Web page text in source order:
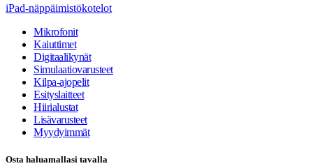
iPad-näppäimistökotelot
Mikrofonit
Kaiuttimet
Digitaalikynät
Simulaatiovarusteet
Kilpa-ajopelit
Esityslaitteet
Hiirialustat
Lisävarusteet
Myydyimmät
Osta haluamallasi tavalla